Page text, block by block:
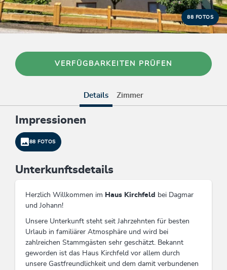
88 FOTOS
VERFÜGBARKEITEN PRÜFEN
Details Zimmer
Impressionen
88 FOTOS
Unterkunftsdetails
Herzlich Willkommen im Haus Kirchfeld
bei Dagmar
und Johann!
Unsere Unterkunft steht seit Jahrzehnten für besten
Urlaub in familiärer Atmosphäre und wird bei
zahlreichen Stammgästen sehr geschätzt. Bekannt
geworden ist das Haus Kirchfeld vor allem durch
unsere Gastfreundlichkeit und dem damit verbundenen